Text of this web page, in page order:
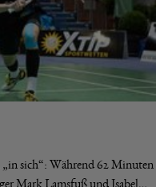
„in sich“: Während 62 Minuten
Mark Lamsfuß und Isabel…